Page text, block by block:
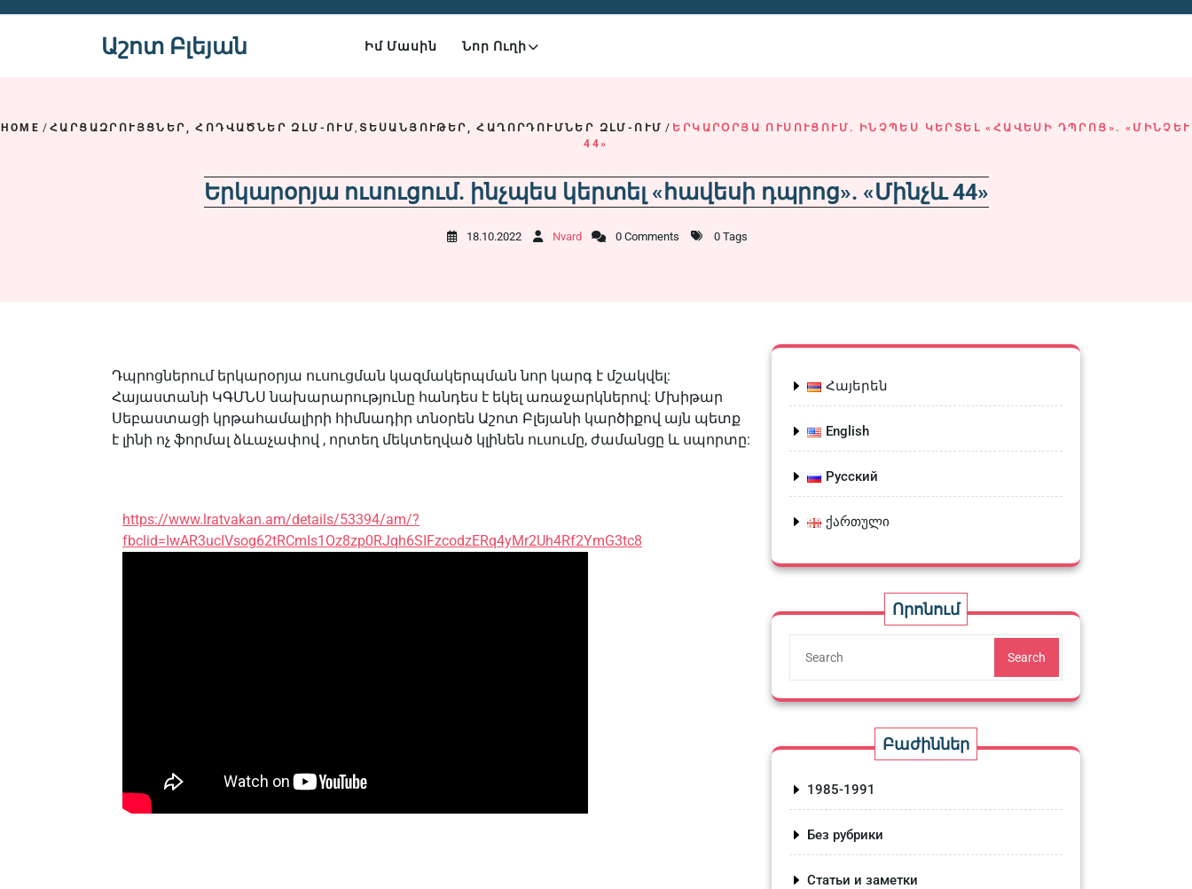
Աշոտ Բլեյան Իմ Մասին Նոր Ուղի
HOME / ՀԱՐՑԱԶՐՈՒՅՑՆԵՐ, ՀՈԴՎԱԾՆԵՐ ԶԼՄ-ՈՒՄ, ՏԵՍԱՆՅՈՒԹԵՐ, ՀԱՂՈՐԴՈՒՄՆԵՐ ԶԼՄ-ՈՒՄ / ԵՐԿԱՐՕՐՅԱ ՈՒՍՈՒՑՈՒՄ. ԻՆՉՊԵՍ ԿԵՐՏԵԼ «ՀԱՎԵՍԻ ԴՊՐՈՑ». «ՄԻՆՉԵՒ 4
4»
Երկարօրյա ուսուցում. ինչպես կերտել «հավեսի դպրոց». «Մինչև 44»
18.10.2022 Nvard 0 Comments 0 Tags
Դպրոցներում երկարօրյա ուսուցման կազմակերպման նոր կարգ է մշակվել:
Հայաստանի ԿԳՄՆՍ նախարարությունը հանդես է եկել առաջարկներով: Մխիթար
Սեբաստացի կրթահամալիրի հիմնադիր տնօրեն Աշոտ Բլեյանի կարծիքով այն պետք
է լինի ոչ ֆորմալ ձևաչափով , որտեղ մեկտեղված կլինեն ուսումը, ժամանցը և սպորտը:
https://www.lratvakan.am/details/53394/am/?
fbclid=IwAR3ucIVsog62tRCmIs1Oz8zp0RJqh6SIFzcodzERq4yMr2Uh4Rf2YmG3tc8
Հայերեն
English
Русский
ქართული
Որոնում
Search
Բաժիններ
1985-1991
Без рубрики
Статьи и заметки